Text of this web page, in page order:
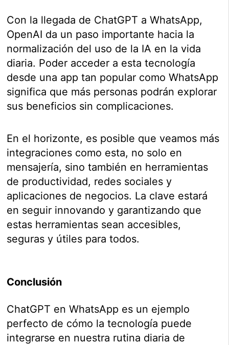
Con la llegada de ChatGPT a WhatsApp,
OpenAI da un paso importante hacia la
normalización del uso de la IA en la vida
diaria. Poder acceder a esta tecnología
desde una app tan popular como WhatsApp
significa que más personas podrán explorar
sus beneficios sin complicaciones.
En el horizonte, es posible que veamos más
integraciones como esta, no solo en
mensajería, sino también en herramientas
de productividad, redes sociales y
aplicaciones de negocios. La clave estará
en seguir innovando y garantizando que
estas herramientas sean accesibles,
seguras y útiles para todos.
Conclusión
ChatGPT en WhatsApp es un ejemplo
perfecto de cómo la tecnología puede
integrarse en nuestra rutina diaria de